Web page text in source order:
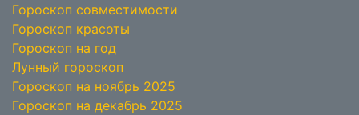
Гороскоп совместимости
Гороскоп красоты
Гороскоп на год
Лунный гороскоп
Гороскоп на ноябрь 2025
Гороскоп на декабрь 2025